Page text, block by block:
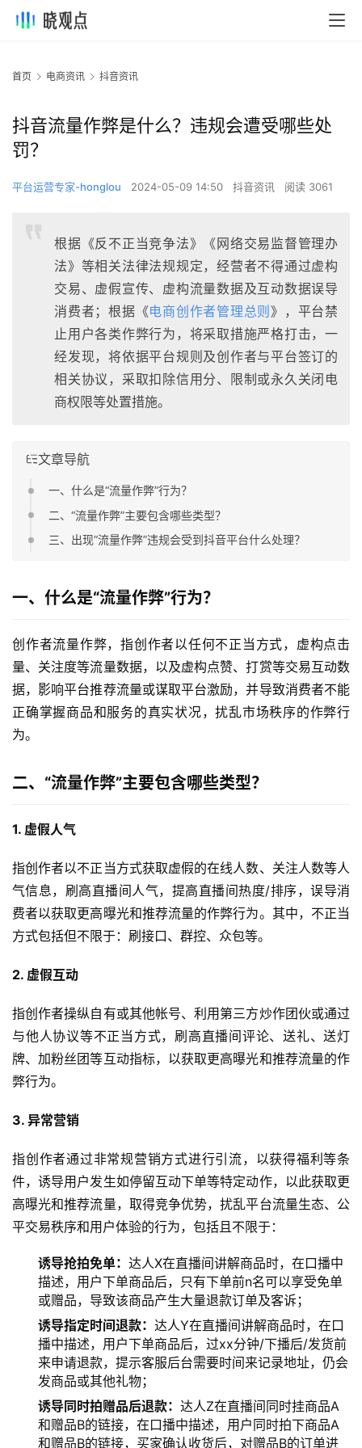
首页 电商资讯 抖音资讯
抖音流量作弊是什么？违规会遭受哪些处
罚？
平台运营专家-honglou 2024-05-09 14:50 抖音资讯 阅读 3061
根据《反不正当竞争法》《网络交易监督管理办
法》等相关法律法规规定，经营者不得通过虚构
交易、虚假宣传、虚构流量数据及互动数据误导
消费者；根据《电商创作者管理总则 》，平台禁
止用户各类作弊行为，将采取措施严格打击，一
经发现，将依据平台规则及创作者与平台签订的
相关协议，采取扣除信用分、限制或永久关闭电
商权限等处置措施。
文章导航
一、什么是“流量作弊”行为？
二、“流量作弊”主要包含哪些类型？
三、出现“流量作弊”违规会受到抖音平台什么处理？
一、什么是“流量作弊”行为？
创作者流量作弊，指创作者以任何不正当方式，虚构点击
量、关注度等流量数据，以及虚构点赞、打赏等交易互动数
据，影响平台推荐流量或谋取平台激励，并导致消费者不能
正确掌握商品和服务的真实状况，扰乱市场秩序的作弊行
为。
二、“流量作弊”主要包含哪些类型？
1. 虚假人气
指创作者以不正当方式获取虚假的在线人数、关注人数等人
气信息，刷高直播间人气，提高直播间热度/排序，误导消
费者以获取更高曝光和推荐流量的作弊行为。其中，不正当
方式包括但不限于：刷接口、群控、众包等。
2. 虚假互动
指创作者操纵自有或其他帐号、利用第三方炒作团伙或通过
与他人协议等不正当方式，刷高直播间评论、送礼、送灯
牌、加粉丝团等互动指标，以获取更高曝光和推荐流量的作
弊行为。
3. 异常营销
指创作者通过非常规营销方式进行引流，以获得福利等条
件，诱导用户发生如停留互动下单等特定动作，以此获取更
高曝光和推荐流量，取得竞争优势，扰乱平台流量生态、公
平交易秩序和用户体验的行为，包括且不限于：
诱导抢拍免单： 达人X在直播间讲解商品时，在口播中
描述，用户下单商品后，只有下单前n名可以享受免单
或赠品，导致该商品产生大量退款订单及客诉；
诱导指定时间退款： 达人Y在直播间讲解商品时，在口
播中描述，用户下单商品后，过xx分钟/下播后/发货前
来申请退款，提示客服后台需要时间来记录地址，仍会
发商品或其他礼物；
诱导同时拍赠品后退款： 达人Z在直播间同时挂商品A
和赠品B的链接，在口播中描述，用户同时拍下商品A
和赠品B的链接，买家确认收货后，对赠品B的订单进